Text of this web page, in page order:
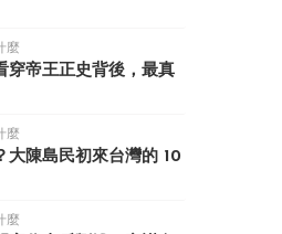
麼
穿帝王正史背後，最真
麼
大陳島民初來台灣的 10
麼